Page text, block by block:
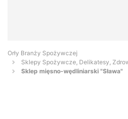
Orły Branży Spożywczej
Sklepy Spożywcze, Delikatesy,
Sklep mięsno-wędliniarski "Sława"